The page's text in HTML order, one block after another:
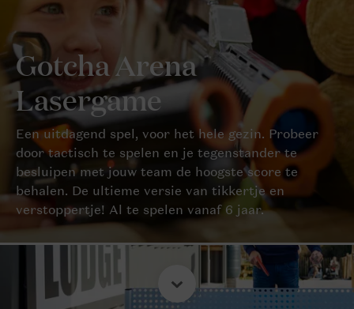
Gotcha Arena
Lasergame
Een uitdagend spel, voor het hele gezin. Probeer
door tactisch te spelen en je tegenstander te
besluipen met jouw team de hoogste score te
behalen. De ultieme versie van tikkertje en
verstoppertje! Al te spelen vanaf 6 jaar.